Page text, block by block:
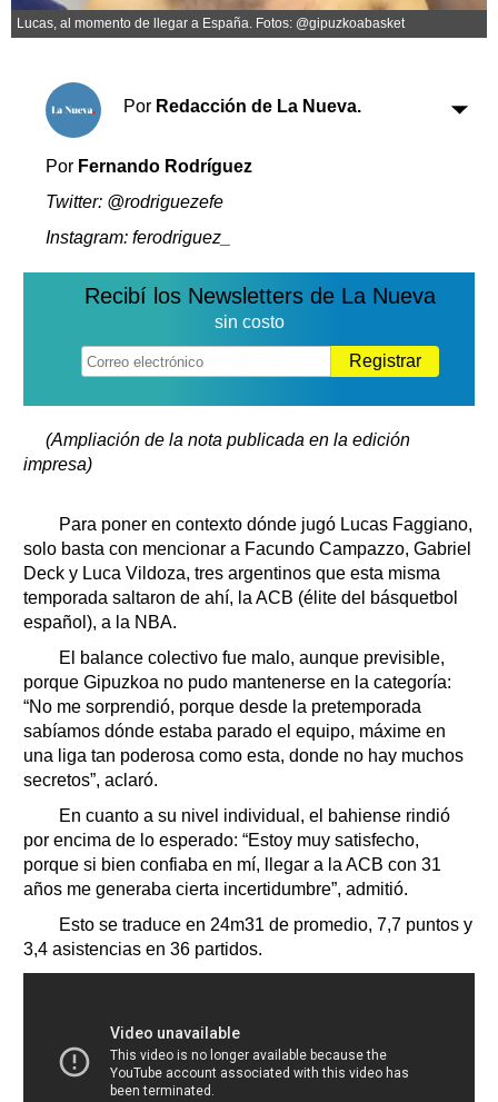
Horóscopo
Suplementos
Servicios
Transportes
Datos Útiles
Lucas, al momento de llegar a España. Fotos: @gipuzkoabasket
Por Redacción de La Nueva.
Por Fernando Rodríguez
Twitter: @rodriguezefe
Instagram: ferodriguez_
Recibí los Newsletters de La Nueva
sin costo
Registrar
(Ampliación de la nota publicada en la edición
impresa)
Para poner en contexto dónde jugó Lucas Faggiano,
solo basta con mencionar a Facundo Campazzo, Gabriel
Deck y Luca Vildoza, tres argentinos que esta misma
temporada saltaron de ahí, la ACB (élite del básquetbol
español), a la NBA.
El balance colectivo fue malo, aunque previsible,
porque Gipuzkoa no pudo mantenerse en la categoría:
“No me sorprendió, porque desde la pretemporada
sabíamos dónde estaba parado el equipo, máxime en
una liga tan poderosa como esta, donde no hay muchos
secretos”, aclaró.
En cuanto a su nivel individual, el bahiense rindió
por encima de lo esperado: “Estoy muy satisfecho,
porque si bien confiaba en mí, llegar a la ACB con 31
años me generaba cierta incertidumbre”, admitió.
Esto se traduce en 24m31 de promedio, 7,7 puntos y
3,4 asistencias en 36 partidos.